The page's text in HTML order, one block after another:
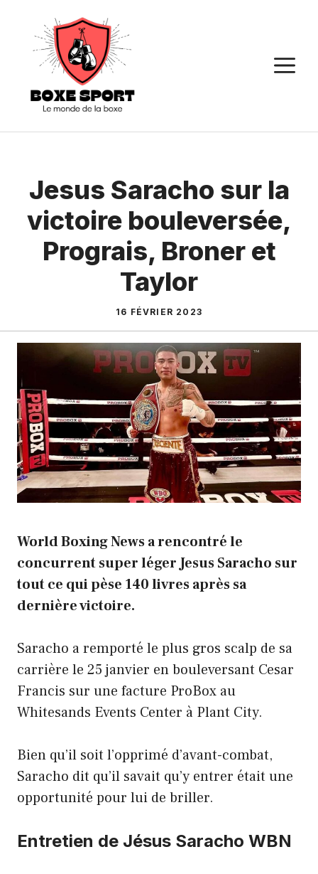
contenu
Jesus Saracho sur la
victoire bouleversée,
Prograis, Broner et
Taylor
16 FÉVRIER 2023
World Boxing News a rencontré le
concurrent super léger Jesus Saracho sur
tout ce qui pèse 140 livres après sa
dernière victoire.
Saracho a remporté le plus gros scalp de sa
carrière le 25 janvier en bouleversant Cesar
Francis sur une facture ProBox au
Whitesands Events Center à Plant City.
Bien qu’il soit l’opprimé d’avant-combat,
Saracho dit qu’il savait qu’y entrer était une
opportunité pour lui de briller.
Entretien de Jésus Saracho WBN